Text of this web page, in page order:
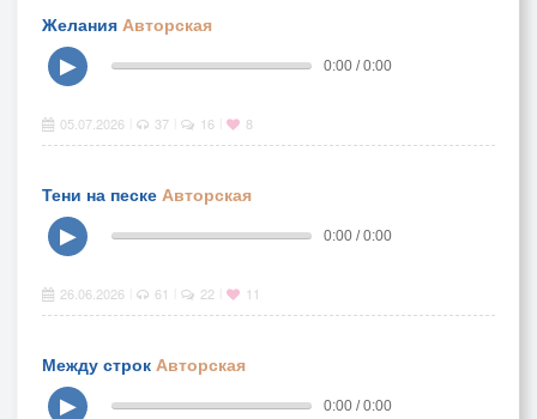
Желания Авторская
▶
0:00 / 0:00
05.07.2026 37 16 8
Тени на песке Авторская
▶
0:00 / 0:00
26.06.2026 61 22 11
Между строк Авторская
▶
0:00 / 0:00